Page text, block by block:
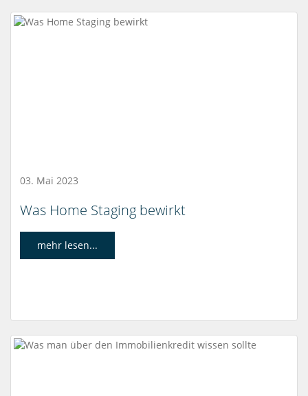
03. Mai 2023
Was Home Staging bewirkt
mehr lesen...